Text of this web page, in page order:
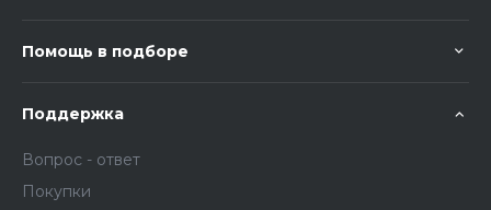
Помощь в подборе
Поддержка
Вопрос - ответ
Покупки